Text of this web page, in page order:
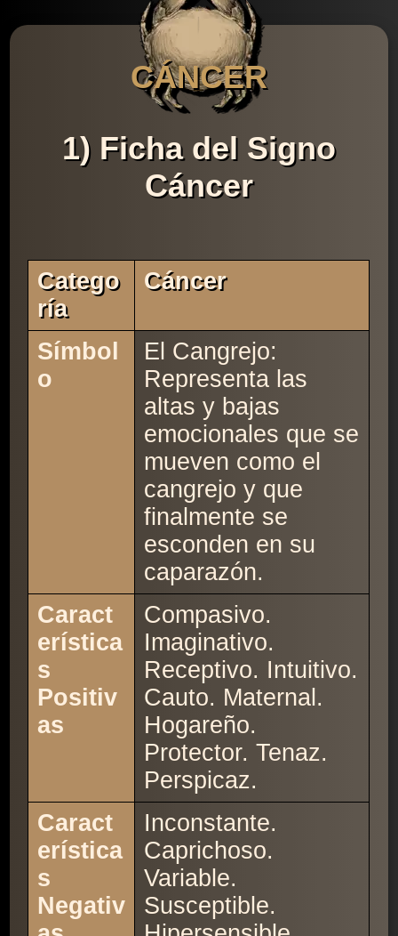
CÁNCER
1) Ficha del Signo
Cáncer
Catego
Ría
Cáncer
Símbol
o
El Cangrejo:
Representa las
altas y bajas
emocionales que se
mueven como el
cangrejo y que
finalmente se
esconden en su
caparazón.
Caract
erística
s
Positiv
as
Compasivo.
Imaginativo.
Receptivo. Intuitivo.
Cauto. Maternal.
Hogareño.
Protector. Tenaz.
Perspicaz.
Caract
erística
s
Negativ
Inconstante.
Caprichoso.
Variable.
Susceptible.